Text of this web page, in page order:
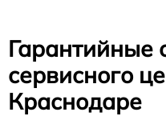
Гарантийные
сервисного
Краснодаре